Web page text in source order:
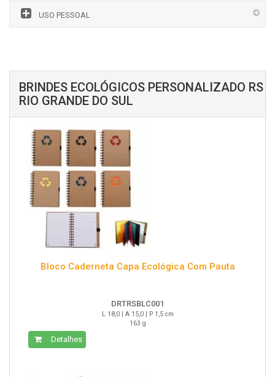
USO PESSOAL
BRINDES ECOLÓGICOS PERSONALIZADO RS
RIO GRANDE DO SUL
Bloco Caderneta Capa Ecológica Com Pauta
DRTRSBLC001
L 18,0 | A 15,0 | P 1,5 cm
163 g
Detalhes